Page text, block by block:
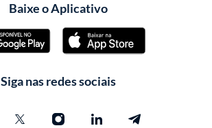
Baixe o Aplicativo
Siga nas redes sociais